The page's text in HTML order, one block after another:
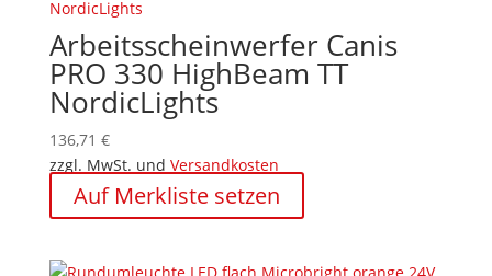
Arbeitsscheinwerfer Canis
PRO 330 HighBeam TT
NordicLights
136,71 €
zzgl. MwSt. und Versandkosten
Auf Merkliste setzen